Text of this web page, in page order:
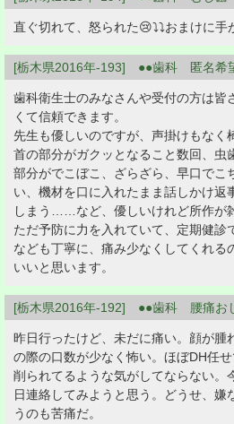
直ぐ切れて、怒られた😢⤵⤵おまけに手
[栃木県2016年-193] ●●歯科 匿名希
歯科衛生士のみなさんや受付の方は皆
くて信頼できます。
先生も優しいのですが、声掛けもなく
首の部分がガクッとなること数回、虫
部分がでこぼこ、ざらざら、早口でこ
い、機材を口に入れたまま話しかけ返
しまう……など、優しいけれど所作が
ただ予防に力を入れていて、定期健診
なども丁寧に、痛み少なくしてくれる
いいと思います。
[栃木県2016年-192] ●●歯科 腰痛お
昨日行ったけど、未だに痛い。顔が腫
の際の口数が少なく怖い。ほぼDH任
削られてるような気がしてならない。
日連絡してみようと思う。どうせ、嫌
うのも苦痛だ。